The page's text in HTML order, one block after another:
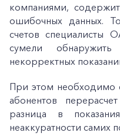
компаниями,
ошибочных данных.
счетов специалисты
сумели
некорректных
При этом необходимо
абонентов
разница в
неаккуратности самих